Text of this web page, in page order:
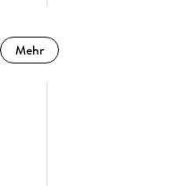
Mehr